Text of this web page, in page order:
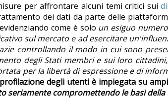
per affrontare alcuni temi critici sui
dei dati da parte delle
come è solo un esiguo
sul mercato e ad esercitare
controllando il modo in cui sono
degli Stati membri e sui loro cittadini,
per la libertà di espressione e di
degli utenti è impiegata su
seriamente compromettendo le basi della